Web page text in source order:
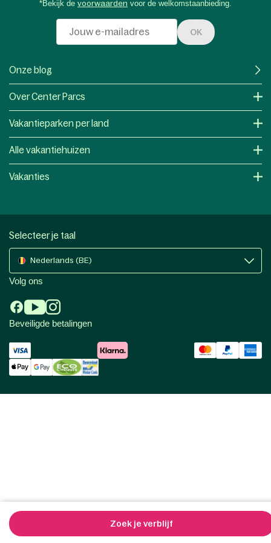
Zoek je verblijf
*Bekijk de voorwaarden voor de welkomstaanbieding.
OK
Onze blog
Over Center Parcs
Vakantieparken per land
Alle vakantiehuizen
Vakanties
Selecteer je taal
Nederlands (BE)
Volg ons
Beveiligde betalingen